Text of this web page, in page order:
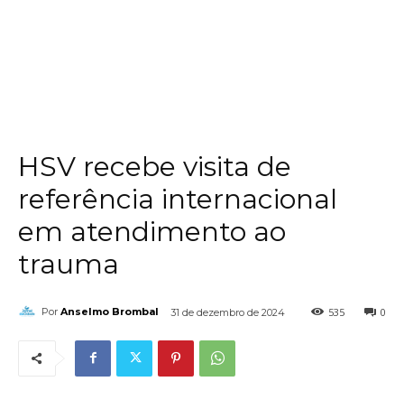
HSV recebe visita de
referência internacional
em atendimento ao
trauma
Por Anselmo Brombal 31 de dezembro de 2024 0
535